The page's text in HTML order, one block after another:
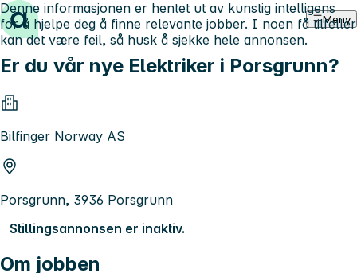
Hopp til innhold Meny
Er du vår nye Elektriker i Porsgrunn?
Bilfinger Norway AS
Porsgrunn, 3936 Porsgrunn
Stillingsannonsen er inaktiv.
Om jobben
Denne informasjonen er hentet ut av kunstig intelligens
for å hjelpe deg å finne relevante jobber. I noen få tilfeller
kan det være feil, så husk å sjekke hele annonsen.